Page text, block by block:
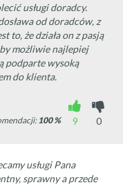
usługi doradcy.
od doradców, z
to, że działa on z pasją
możliwie najlepiej
podparte wysoką
do klienta.
9
0
100 %
usługi Pana
sprawny a przede